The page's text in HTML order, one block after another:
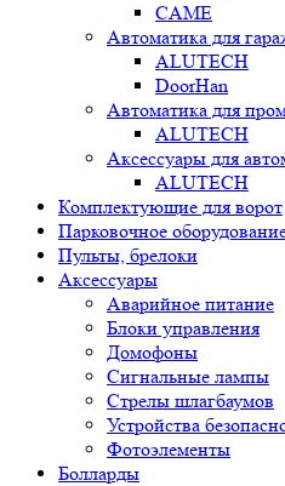
CAME
Автоматика для
ALUTECH
DoorHan
Автоматика для
ALUTECH
Аксессуары для
ALUTECH
Комплектующие для ворот
Парковочное
Пульты, брелоки
Аксессуары
Аварийное питание
Блоки управления
Домофоны
Сигнальные лампы
Стрелы шлагбаумов
Устройства
Фотоэлементы
Болларды